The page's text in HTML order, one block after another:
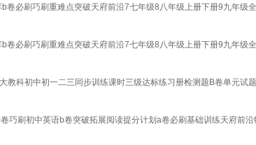
卷必刷巧刷重难点突破天府前沿7七年级8八年级上册下册9九年
卷必刷巧刷重难点突破天府前沿7七年级8八年级上册下册9九年
教科初中初一二三同步训练课时三级达标练习册检测题B卷单元试
巧刷初中英语b卷突破拓展阅读提分计划a卷必刷基础训练天府前